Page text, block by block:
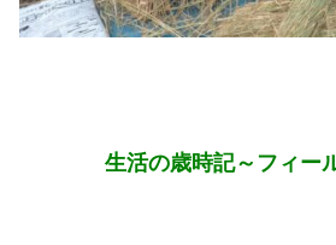
生活の歳時記～フィー